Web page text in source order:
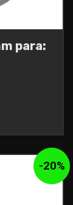
para:
-20%